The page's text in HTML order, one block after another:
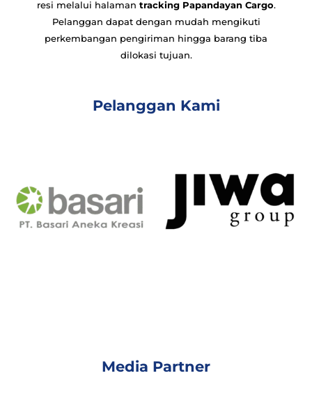
resi melalui halaman tracking Papandayan Cargo.
Pelanggan dapat dengan mudah mengikuti
perkembangan pengiriman hingga barang tiba
dilokasi tujuan.
Pelanggan Kami
Media Partner